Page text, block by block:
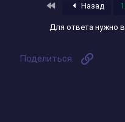
ПервыйНазад
Для ответа нужно
Поделиться: